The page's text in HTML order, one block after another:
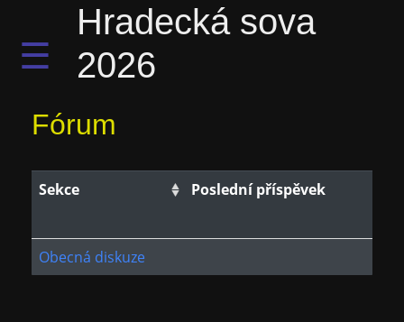
☰
Hradecká sova
2026
Fórum
Sekce Poslední příspěvek
Obecná diskuze